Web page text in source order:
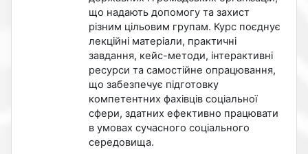
що надають допомогу та захист
різним цільовим групам. Курс поєднує
лекційні матеріали, практичні
завдання, кейс-методи, інтерактивні
ресурси та самостійне опрацювання,
що забезпечує підготовку
компетентних фахівців соціальної
сфери, здатних ефективно працювати
в умовах сучасного соціального
середовища.